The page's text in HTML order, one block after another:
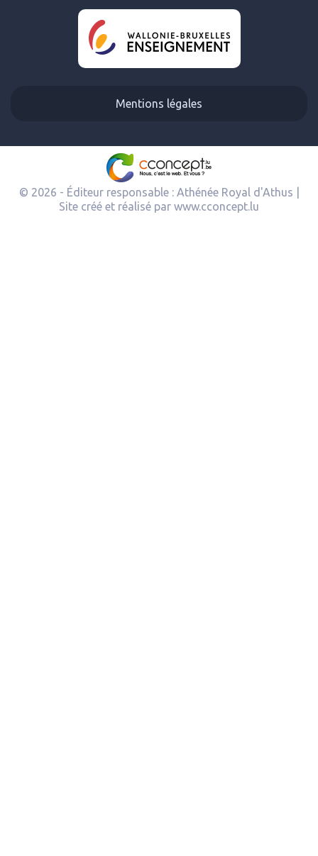
Mentions légales
© 2026 - Éditeur responsable : Athénée Royal d'Athus |
Site créé et réalisé par www.cconcept.lu